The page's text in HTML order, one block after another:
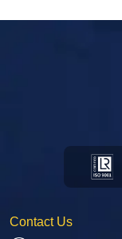
Contact Us